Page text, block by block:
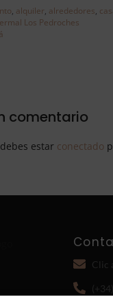
alquiler alrededores
Los Pedroches
comentario
estar conectado
Clic